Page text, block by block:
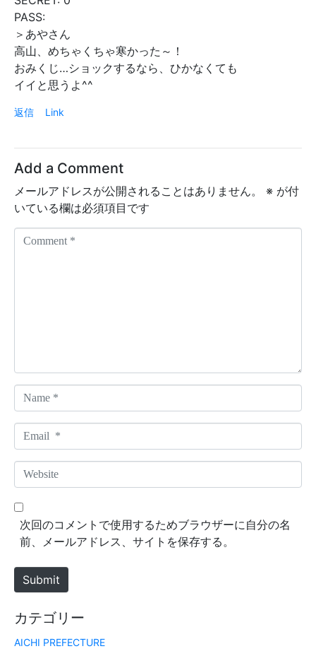
PASS:
＞あやさん
高山、めちゃくちゃ寒かった～！
おみくじ…ショックするなら、ひかなくても
イイと思うよ^^
返信 Link
Add a Comment
メールアドレスが公開されることはありません。 ※ が付
いている欄は必須項目です
a
m
*
m
a
*
W
e
b
e
次回のコメントで使用するためブラウザーに自分の名
前、メールアドレス、サイトを保存する。
Submit
カテゴリー
AICHI PREFECTURE